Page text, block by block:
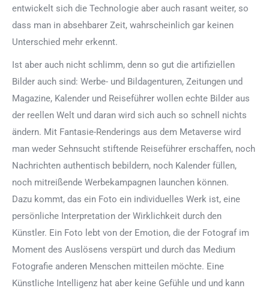
entwickelt sich die Technologie aber auch rasant weiter, so
dass man in absehbarer Zeit, wahrscheinlich gar keinen
Unterschied mehr erkennt.
Ist aber auch nicht schlimm, denn so gut die artifiziellen
Bilder auch sind: Werbe- und Bildagenturen, Zeitungen und
Magazine, Kalender und Reiseführer wollen echte Bilder aus
der reellen Welt und daran wird sich auch so schnell nichts
ändern. Mit Fantasie-Renderings aus dem Metaverse wird
man weder Sehnsucht stiftende Reiseführer erschaffen, noch
Nachrichten authentisch bebildern, noch Kalender füllen,
noch mitreißende Werbekampagnen launchen können.
Dazu kommt, das ein Foto ein individuelles Werk ist, eine
persönliche Interpretation der Wirklichkeit durch den
Künstler. Ein Foto lebt von der Emotion, die der Fotograf im
Moment des Auslösens verspürt und durch das Medium
Fotografie anderen Menschen mitteilen möchte. Eine
Künstliche Intelligenz hat aber keine Gefühle und und kann